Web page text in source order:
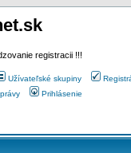
registracii !!!
Užívateľské skupiny
Prihlásenie